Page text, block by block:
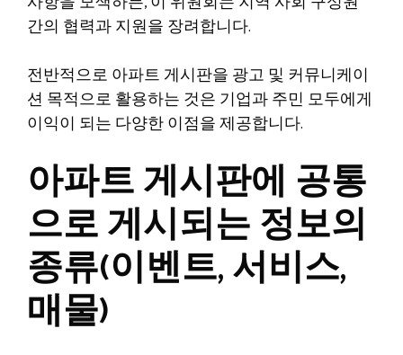
간의 협력과 지원을 장려합니다.
전반적으로 아파트 게시판을 광고 및 커뮤니케이
션 목적으로 활용하는 것은 기업과 주민 모두에게
이익이 되는 다양한 이점을 제공합니다.
아파트 게시판에 공통
으로 게시되는 정보의
종류(이벤트, 서비스,
매물)